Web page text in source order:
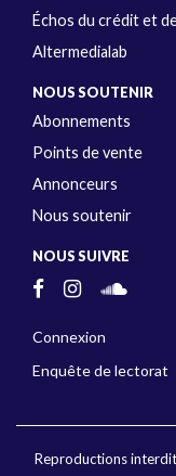
Échos du crédit et
Altermedialab
NOUS SOUTENIR
Abonnements
Points de vente
Annonceurs
Nous soutenir
NOUS SUIVRE
Connexion
Enquête de lectorat
Reproductions